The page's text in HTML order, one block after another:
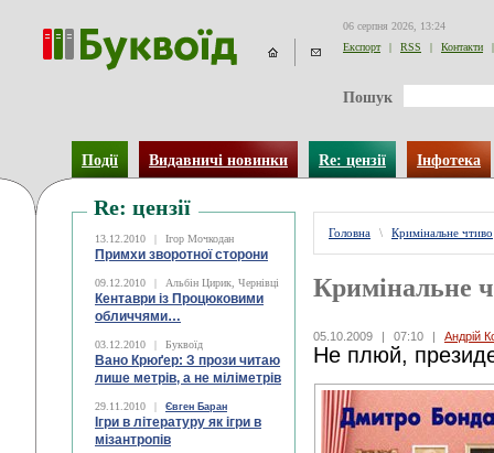
06 серпня 2026, 13:24
Експорт
| RSS | Контакти |
Пошук
Події Видавничі новинки Re: цензії Інфотека
Re: цензії
13.12.2010 | Ігор Мочкодан
Примхи зворотної сторони
09.12.2010 | Альбін Цирик, Чернівці
Кентаври із Процюковими
обличчями…
03.12.2010 | Буквоїд
Вано Крюґер: З прози читаю
лише метрів, а не міліметрів
29.11.2010 | Євген Баран
Ігри в літературу як ігри в
мізантропів
Головна \ Кримінальне чтиво
Кримінальне
05.10.2009 | 07:10 | Андрій
Не плюй,